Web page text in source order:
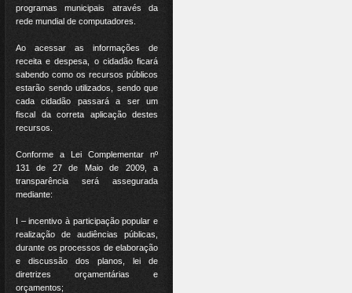
programas municipais através da
rede mundial de computadores.
Ao acessar as informações de
receita e despesa, o cidadão ficará
sabendo como os recursos públicos
estarão sendo utilizados, sendo que
cada cidadão passará a ser um
fiscal da correta aplicação destes
recursos.
Conforme a Lei Complementar nº
131 de 27 de Maio de 2009, a
transparência será assegurada
mediante:
I – incentivo à participação popular e
realização de audiências públicas,
durante os processos de elaboração
e discussão dos planos, lei de
diretrizes orçamentárias e
orçamentos;